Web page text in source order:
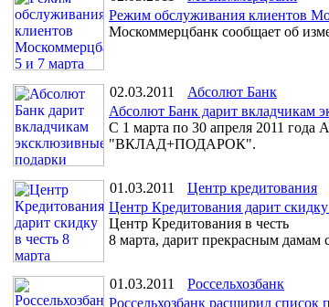
Режим обслуживания клиентов
Москоммерцбанк сообщает об
02.03.2011
Абсолют Банк
Абсолют Банк дарит вкладчикам
С 1 марта по 30 апреля 2011 года
"ВКЛАД+ПОДАРОК".
01.03.2011
Центр кредитования
Центр Кредитования дарит скидку
Центр Кредитования в честь
8 марта, дарит прекрасным дамам
01.03.2011
Россельхозбанк
Россельхозбанк расширил список